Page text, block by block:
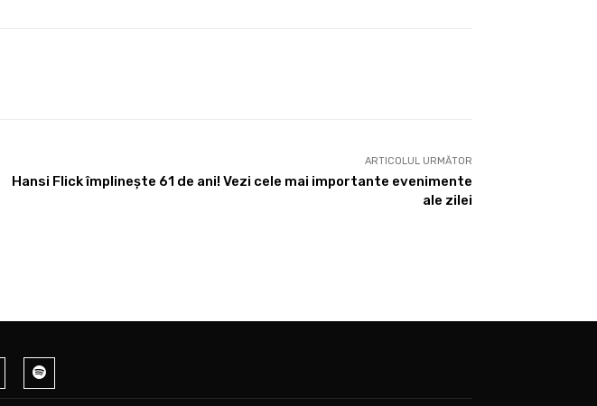
ARTICOLUL URMĂTOR
Hansi Flick împlinește 61 de ani! Vezi cele mai importante evenimente
ale zilei